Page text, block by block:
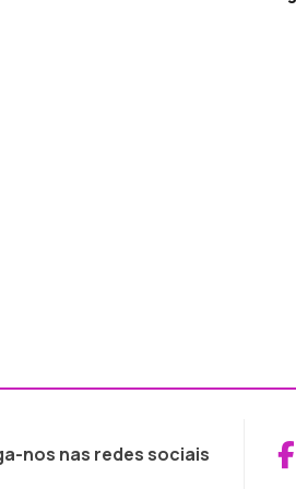
nos nas redes sociais